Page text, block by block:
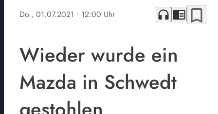
Do., 01.07.2021 • 12:00 Uhr headphones chrome_reader_mode bookmark_border
Wieder wurde ein
Mazda in Schwedt